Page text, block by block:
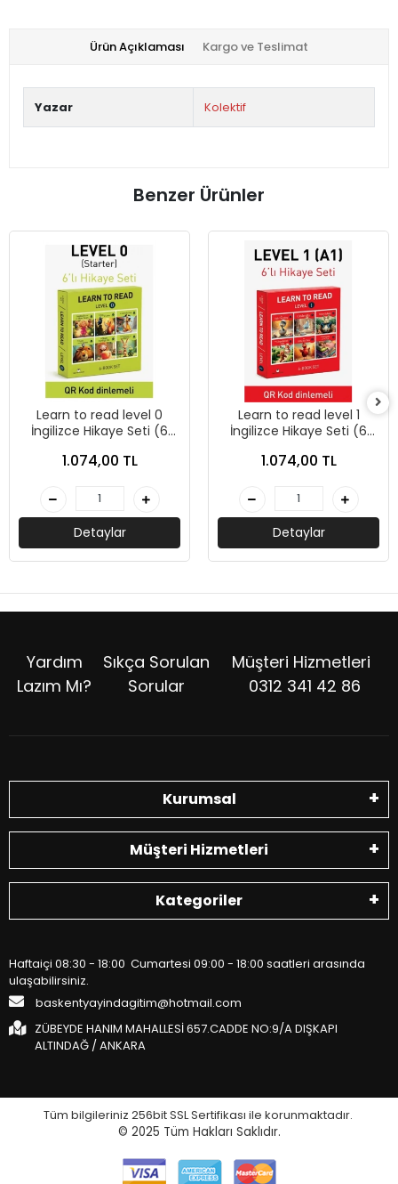
Ürün Açıklaması Kargo ve Teslimat
Yazar Kolektif
Benzer Ürünler
Learn to read level 0
İngilizce Hikaye Seti (6
1.074,00 TL
Detaylar
Learn to read level 1
İngilizce Hikaye Seti (6
1.074,00 TL
Detaylar
Yardım
Lazım Mı?
Sıkça Sorulan
Sorular
Müşteri Hizmetleri
0312 341 42 86
Kurumsal
Müşteri Hizmetleri
Kategoriler
Haftaiçi 08:30 - 18:00 Cumartesi 09:00 - 18:00 saatleri arasında
ulaşabilirsiniz.
baskentyayindagitim@hotmail.com
ZÜBEYDE HANIM MAHALLESİ 657.CADDE NO:9/A DIŞKAPI
ALTINDAĞ / ANKARA
Tüm bilgileriniz 256bit SSL Sertifikası ile korunmaktadır.
© 2025 Tüm Hakları Saklıdır.